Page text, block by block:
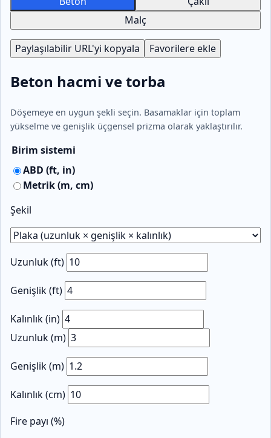
Malç
Paylaşılabilir URL'yi kopyala Favorilere ekle
Beton hacmi ve torba
Döşemeye en uygun şekli seçin. Basamaklar için toplam
yükselme ve genişlik üçgensel prizma olarak yaklaştırılır.
Birim sistemi
ABD (ft, in)
Metrik (m, cm)
Şekil
Uzunluk (ft)
Genişlik (ft)
Kalınlık (in)
Uzunluk (m)
Genişlik (m)
Kalınlık (cm)
Fire payı (%)